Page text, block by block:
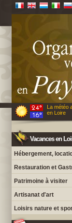
La météo
en Loire
Vacances en
Hébergement,
Restauration et
Patrimoine à visiter
Artisanat d'art
Loisirs nature et